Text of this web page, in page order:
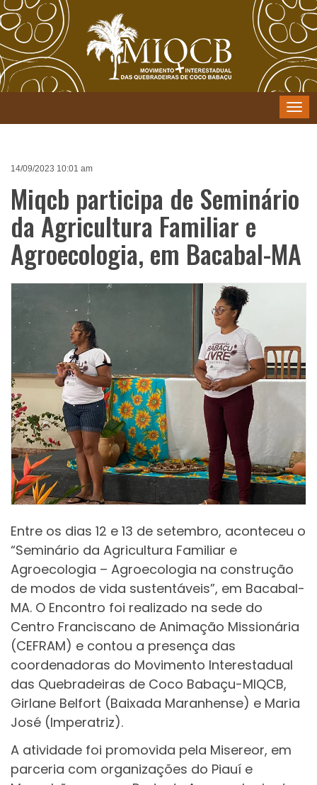
Menu
14/09/2023 10:01 am
Miqcb participa de Seminário
da Agricultura Familiar e
Agroecologia, em Bacabal-MA
Entre os dias 12 e 13 de setembro, aconteceu o
“Seminário da Agricultura Familiar e
Agroecologia – Agroecologia na construção
de modos de vida sustentáveis”, em Bacabal-
MA. O Encontro foi realizado na sede do
Centro Franciscano de Animação Missionária
(CEFRAM) e contou a presença das
coordenadoras do Movimento Interestadual
das Quebradeiras de Coco Babaçu-MIQCB,
Girlane Belfort (Baixada Maranhense) e Maria
José (Imperatriz).
A atividade foi promovida pela Misereor, em
parceria com organizações do Piauí e